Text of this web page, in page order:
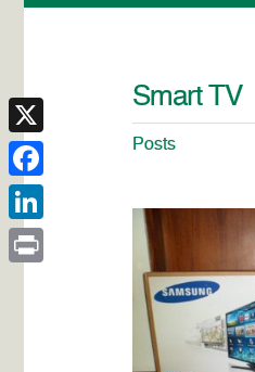
Smart TV
Posts
X
Facebook
LinkedIn